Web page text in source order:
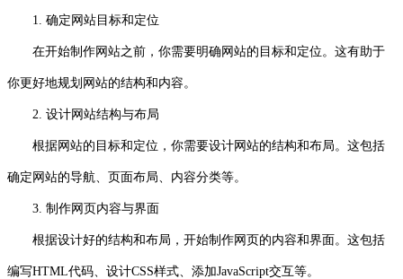
1. 确定网站目标和定位
在开始制作网站之前，你需要明确网站的目标和定位。这有助于
你更好地规划网站的结构和内容。
2. 设计网站结构与布局
根据网站的目标和定位，你需要设计网站的结构和布局。这包括
确定网站的导航、页面布局、内容分类等。
3. 制作网页内容与界面
根据设计好的结构和布局，开始制作网页的内容和界面。这包括
编写HTML代码、设计CSS样式、添加JavaScript交互等。